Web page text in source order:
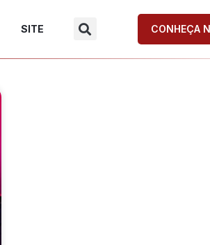
SITE CONHEÇA